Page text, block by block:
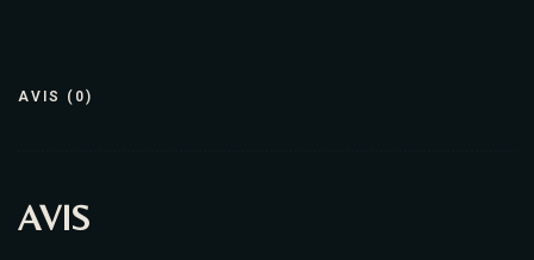
AVIS (0)
AVIS